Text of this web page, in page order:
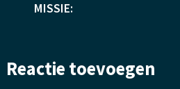
MISSIE:
Reactie toevoegen